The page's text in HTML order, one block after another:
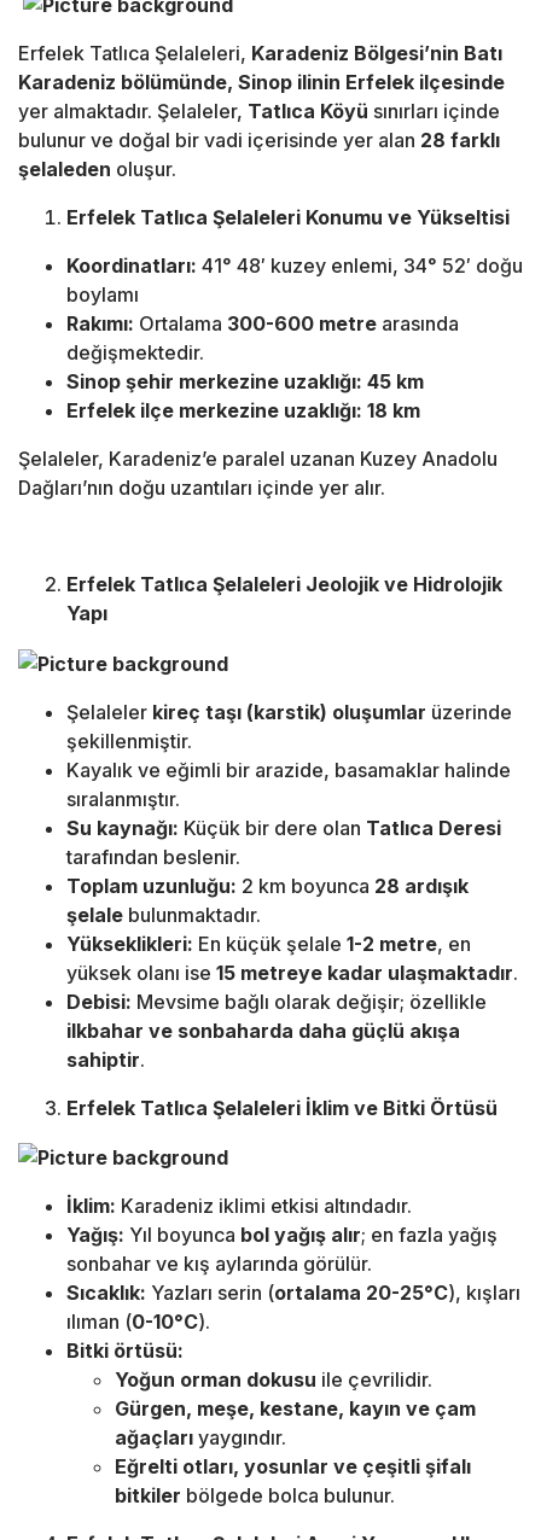
Erfelek Tatlıca Şelaleleri, Karadeniz Bölgesi’nin Batı
Karadeniz bölümünde, Sinop ilinin Erfelek ilçesinde
yer almaktadır. Şelaleler, Tatlıca Köyü sınırları içinde
bulunur ve doğal bir vadi içerisinde yer alan 28 farklı
şelaleden oluşur.
Erfelek Tatlıca Şelaleleri Konumu ve Yükseltisi
Koordinatları: 41° 48′ kuzey enlemi, 34° 52′ doğu
boylamı
Rakımı: Ortalama 300-600 metre arasında
değişmektedir.
Sinop şehir merkezine uzaklığı: 45 km
Erfelek ilçe merkezine uzaklığı: 18 km
Şelaleler, Karadeniz’e paralel uzanan Kuzey Anadolu
Dağları’nın doğu uzantıları içinde yer alır.
Erfelek Tatlıca Şelaleleri Jeolojik ve Hidrolojik
Yapı
Şelaleler kireç taşı (karstik) oluşumlar üzerinde
şekillenmiştir.
Kayalık ve eğimli bir arazide, basamaklar halinde
sıralanmıştır.
Su kaynağı: Küçük bir dere olan Tatlıca Deresi
tarafından beslenir.
Toplam uzunluğu: 2 km boyunca 28 ardışık
şelale bulunmaktadır.
Yükseklikleri: En küçük şelale 1-2 metre, en
yüksek olanı ise 15 metreye kadar ulaşmaktadır.
Debisi: Mevsime bağlı olarak değişir; özellikle
ilkbahar ve sonbaharda daha güçlü akışa
sahiptir.
Erfelek Tatlıca Şelaleleri İklim ve Bitki Örtüsü
İklim: Karadeniz iklimi etkisi altındadır.
Yağış: Yıl boyunca bol yağış alır; en fazla yağış
sonbahar ve kış aylarında görülür.
Sıcaklık: Yazları serin (ortalama 20-25°C), kışları
ılıman (0-10°C).
Bitki örtüsü:
Yoğun orman dokusu ile çevrilidir.
Gürgen, meşe, kestane, kayın ve çam
ağaçları yaygındır.
Eğrelti otları, yosunlar ve çeşitli şifalı
bitkiler bölgede bolca bulunur.